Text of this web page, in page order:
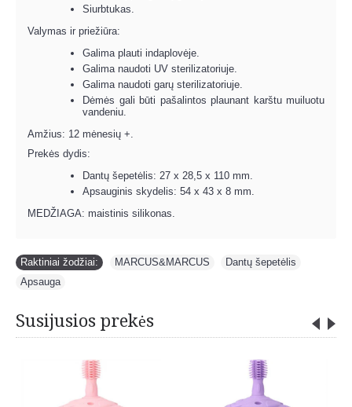
Siurbtukas.
Valymas ir priežiūra:
Galima plauti indaplovėje.
Galima naudoti UV sterilizatoriuje.
Galima naudoti garų sterilizatoriuje.
Dėmės gali būti pašalintos plaunant karštu muiluotu
vandeniu.
Amžius: 12 mėnesių +.
Prekės dydis:
Dantų šepetėlis: 27 x 28,5 x 110 mm.
Apsauginis skydelis: 54 x 43 x 8 mm.
MEDŽIAGA: maistinis silikonas.
Raktiniai žodžiai: MARCUS&MARCUS Dantų šepetėlis
Apsauga
Susijusios prekės